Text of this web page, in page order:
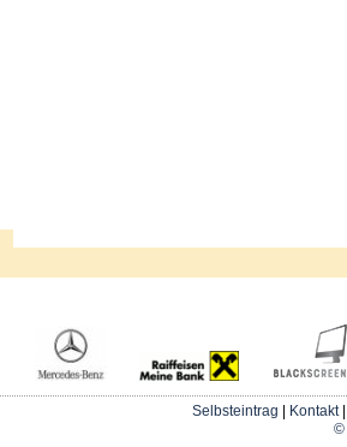
Selbsteintrag Kontakt
©